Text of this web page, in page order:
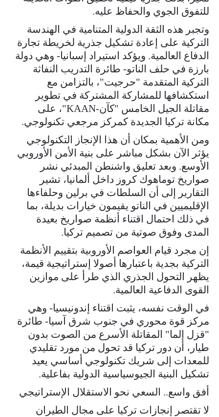
للتفوق الجوي والحفاظ عليه.
وتجبر هذه الثقة الدولية المتنامية في الهندسة
التركية على إعادة تشكيل جذرية لخريطة تجارة
الدفاع العالمية. ويؤكد استيراد إسبانيا- وهي دولة
بارزة في حلف الناتو- طائرة التدريب النفاثة
التركية المتقدمة "حرجيت"، بالتزامن مع
استكشافها للمشاركة المشتركة في تطوير
مقاتلة الجيل الخامس "كآن-KAAN"، على
مكانة تركيا الجديدة كمركز مرجعي تكنولوجي.
ومن الأهمية بمكان أن هذا الإنجاز التكنولوجي
يؤثر الآن بشكل مباشر على بنية الأمن الأوروبي
الأوسع. وبعد تعليق واشنطن المبدئي نشر
صواريخ توماهوك كروز داخل ألمانيا، تشير
التقارير إلى أن السلطات في برلين وحلفاءها
الإقليميين في الناتو يقيمون خيارات بديلة، بما
في ذلك احتمال اقتناء أنظمة صواريخ بعيدة
المدى وفوق صوتية من تصميم تركيا.
إن مجرد قيام العواصم الأوروبية بتقييم الأنظمة
التركية بجدية باعتبارها أصولا إستراتيجية قيمة،
يظهر التحول الجذري الذي طرأ على موازين
القوى الدفاعية العالمية.
في الوقت نفسه، يثبت اقتناء إندونيسيا- وهي
مركز قوة محوري في جنوب شرق آسيا- طائرة
"قزل إلما" المقاتلة الأسرع من الصوت بدون
طيار، أن دور تركيا قد تحول من مورد تقليدي
للمعدات إلى شريك تكنولوجي أساسي يعيد
تشكيل البنية الجيوسياسية الدولية بفاعلية.
أفق واسع.. السعي نحو الاستقلال الإستراتيجي
لا تقتصر إنجازات تركيا على مجال الطيران